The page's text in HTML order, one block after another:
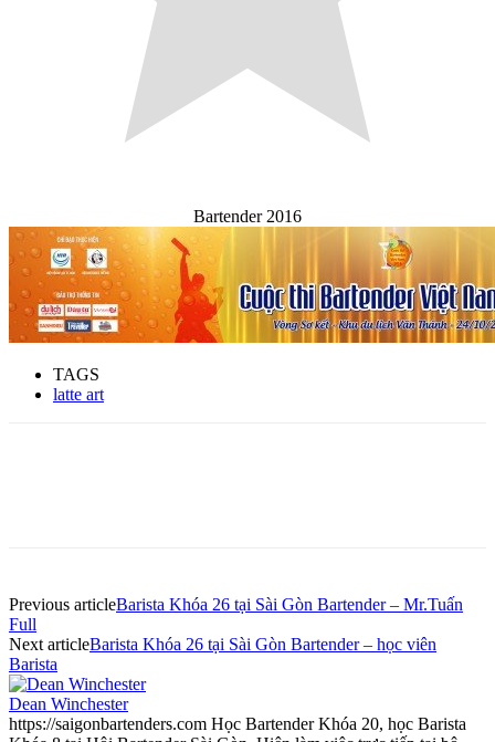
Bartender 2016
TAGS
latte art
Previous articleBarista Khóa 26 tại Sài Gòn Bartender – Mr.Tuấn
Full
Next articleBarista Khóa 26 tại Sài Gòn Bartender – học viên
Barista
Dean Winchester
https://saigonbartenders.com Học Bartender Khóa 20, học Barista